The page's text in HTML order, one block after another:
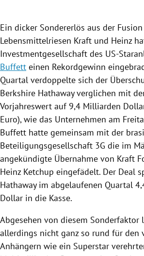
Untermenü
Untermenü
Untermenü
Untermenü
Untermenü
Untermenü
Untermenü
Ein dicker Sondererlös aus der
Lebensmittelriesen Kraft und Heinz
Investmentgesellschaft des US-
Buffett einen Rekordgewinn
Quartal verdoppelte sich der
Berkshire Hathawayverglichen mit
Vorjahreswert auf 9,4 Milliarden
Euro), wie das Unternehmen am
Buffett hatte gemeinsam mit der
Beteiligungsgesellschaft 3G die im
angekündigte Übernahme von Kraft
HeinzKetchup eingefädelt. Der Deal
Hathawayim abgelaufenen Quartal
Dollar in die Kasse.
Abgesehen von diesem Sonderfaktor
allerdings nicht ganz so rund für den
Anhängern wie ein Superstar